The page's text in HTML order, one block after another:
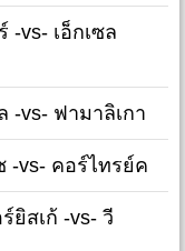
-vs- เอ็กเซล
-vs- ฟามาลิเกา
-vs- คอร์ไทรย์ค
ยิสเก้ -vs- วี